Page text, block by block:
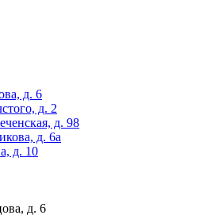
д. 6
д. 2
д. 98
д. 6а
д. 10
д. 6